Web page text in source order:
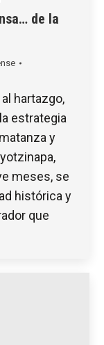
de la
hartazgo,
estrategia
y
meses, se
histórica y
que